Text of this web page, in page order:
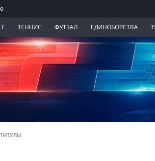
ТЕННИС ФУТЗАЛ ЕДИНОБОРСТВА